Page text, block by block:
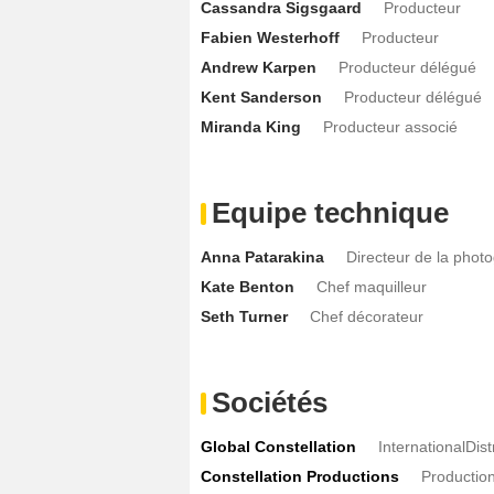
Cassandra Sigsgaard
Producteur
Fabien Westerhoff
Producteur
Andrew Karpen
Producteur délégué
Kent Sanderson
Producteur délégué
Miranda King
Producteur associé
Equipe technique
Anna Patarakina
Directeur de la
Kate Benton
Chef maquilleur
Seth Turner
Chef décorateur
Sociétés
Global Constellation
Constellation Productions
Production